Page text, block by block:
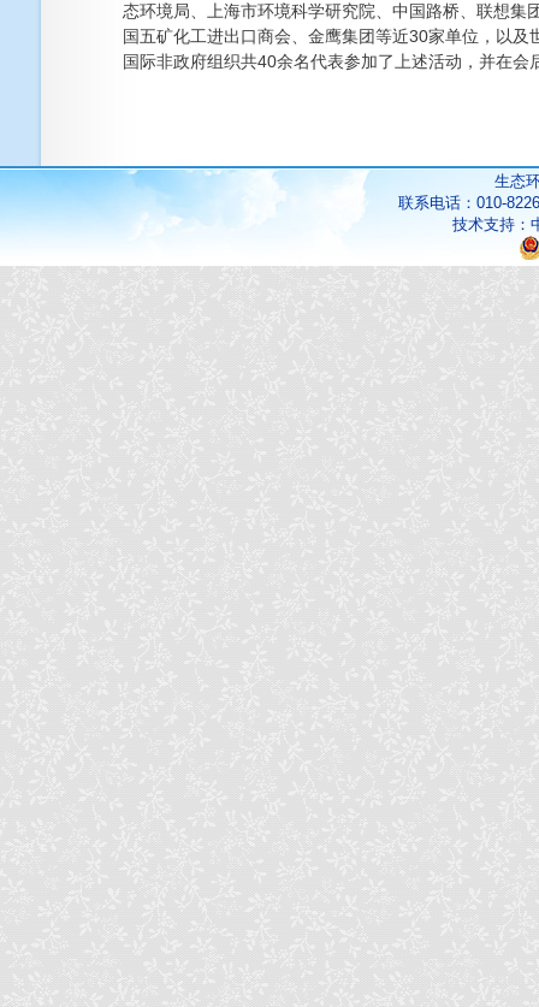
态环境局、上海市环境科学研究院、中国路桥、联想
国五矿化工进出口商会、金鹰集团等近30家单位，以
国际非政府组织共40余名代表参加了上述活动，并在
生态
联系电话：010-
技术支持：